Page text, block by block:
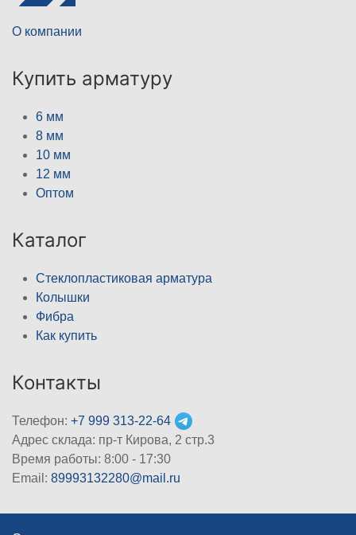
О компании
Купить арматуру
6 мм
8 мм
10 мм
12 мм
Оптом
Каталог
Стеклопластиковая арматура
Колышки
Фибра
Как купить
Контакты
Телефон: +7 999 313-22-64
Адрес склада: пр-т Кирова, 2 стр.3
Время работы: 8:00 - 17:30
Email: 89993132280@mail.ru